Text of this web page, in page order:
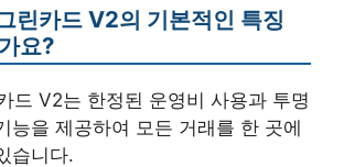
린카드 V2의 기본적인 특징
요?
드 V2는 한정된 운영비 사용과 투명
능을 제공하여 모든 거래를 한 곳에
습니다.